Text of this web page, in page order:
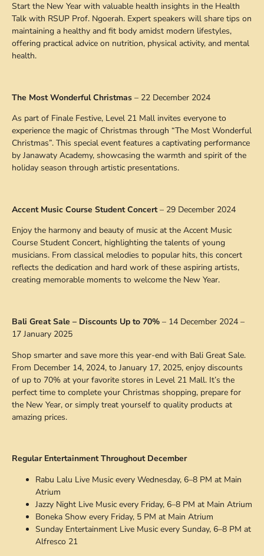
Start the New Year with valuable health insights in the Health
Talk with RSUP Prof. Ngoerah. Expert speakers will share tips on
maintaining a healthy and fit body amidst modern lifestyles,
offering practical advice on nutrition, physical activity, and mental
health.
The Most Wonderful Christmas – 22 December 2024
As part of Finale Festive, Level 21 Mall invites everyone to
experience the magic of Christmas through “The Most Wonderful
Christmas”. This special event features a captivating performance
by Janawaty Academy, showcasing the warmth and spirit of the
holiday season through artistic presentations.
Accent Music Course Student Concert– 29 December 2024
Enjoy the harmony and beauty of music at the Accent Music
Course Student Concert, highlighting the talents of young
musicians. From classical melodies to popular hits, this concert
reflects the dedication and hard work of these aspiring artists,
creating memorable moments to welcome the New Year.
Bali Great Sale – Discounts Up to 70% – 14 December 2024 –
17 January 2025
Shop smarter and save more this year-end with Bali Great Sale.
From December 14, 2024, to January 17, 2025, enjoy discounts
of up to 70% at your favorite stores in Level 21 Mall. It’s the
perfect time to complete your Christmas shopping, prepare for
the New Year, or simply treat yourself to quality products at
amazing prices.
Regular Entertainment Throughout December
Rabu Lalu Live Music every Wednesday, 6–8 PM at Main
Atrium
Jazzy Night Live Music every Friday, 6–8 PM at Main Atrium
Boneka Show every Friday, 5 PM at Main Atrium
Sunday Entertainment Live Music every Sunday, 6–8 PM at
Alfresco 21